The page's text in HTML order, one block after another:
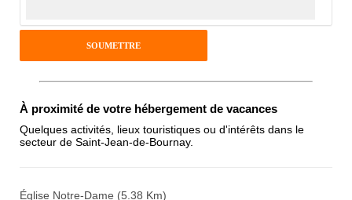
Antispam - Combien font 7x4 (en
chiffres) :
À proximité de votre hébergement de vacances
Quelques activités, lieux touristiques ou d'intérêts dans le
secteur de Saint-Jean-de-Bournay.
Église Notre-Dame (5.38 Km)